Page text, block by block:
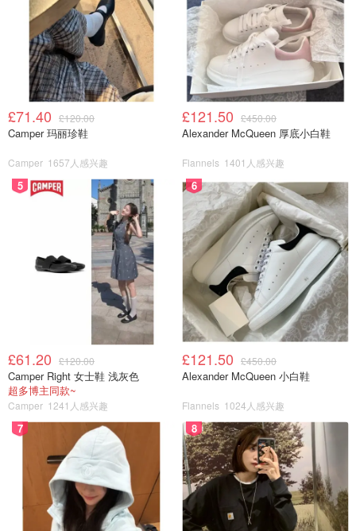
£71.40 £120.00
Camper 玛丽珍鞋
Camper 1657人感兴趣
£121.50 £450.00
Alexander McQueen 厚底小白鞋
Flannels 1401人感兴趣
5
£61.20 £120.00
Camper Right 女士鞋 浅灰色
超多博主同款~
Camper 1241人感兴趣
6
£121.50 £450.00
Alexander McQueen 小白鞋
Flannels 1024人感兴趣
7 8